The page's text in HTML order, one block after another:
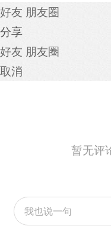
好友 朋友圈
分享
好友 朋友圈
取消
暂无评